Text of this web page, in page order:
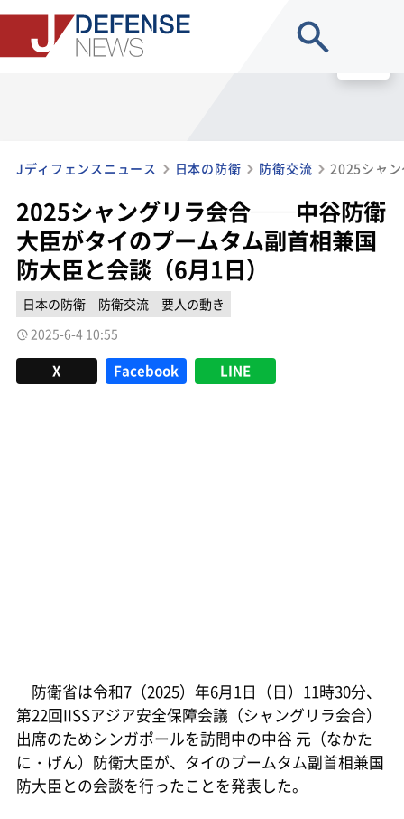
Jディフェンスニュース 日本の防衛 防衛交流
2025シャングリラ会合──中谷防衛
大臣がタイのプームタム副首相兼国
防大臣と会談（6月1日）
日本の防衛 防衛交流
要人の動き
2025-6-4 10:55
X Facebook LINE
防衛省は令和7（2025）年6月1日（日）11時30分、
第22回IISSアジア安全保障会議（シャングリラ会合）
出席のためシンガポールを訪問中の中谷 元（なかた
に・げん）防衛大臣が、タイのプームタム副首相兼国
防大臣との会談を行ったことを発表した。